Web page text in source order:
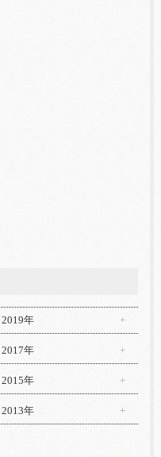
2019年
2017年
2015年
2013年